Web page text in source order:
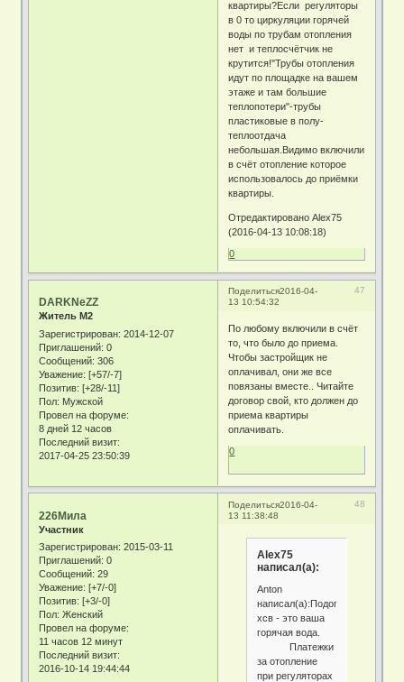
квартиры?Если регуляторы
в 0 то циркуляции горячей
воды по трубам отопления
нет и теплосчётчик не
крутится!"Трубы отопления
идут по площадке на вашем
этаже и там большие
теплопотери"-трубы
пластиковые в полу-
теплоотдача
небольшая.Видимо включили
в счёт отопление которое
использовалось до приёмки
квартиры.
Отредактировано Alex75
(2016-04-13 10:08:18)
0
Поделиться 47
2016-04-
13 10:54:32
DARKNeZZ
Житель М2
Зарегистрирован: 2014-12-07
Приглашений: 0
Сообщений: 306
Уважение: [+57/-7]
Позитив: [+28/-11]
Пол: Мужской
Провел на форуме:
8 дней 12 часов
Последний визит:
2017-04-25 23:50:39
По любому включили в счёт
то, что было до приема.
Чтобы застройщик не
оплачивал, они же все
повязаны вместе.. Читайте
договор свой, кто должен до
приема квартиры
оплачивать.
0
Поделиться 48
2016-04-
13 11:38:48
226Мила
Участник
Зарегистрирован: 2015-03-11
Приглашений: 0
Сообщений: 29
Уважение: [+7/-0]
Позитив: [+3/-0]
Пол: Женский
Провел на форуме:
11 часов 12 минут
Последний визит:
2016-10-14 19:44:44
Alex75
написал(а):
Anton
написал(а):Подогрев
хсв - это ваша
горячая вода.
Платежки
за отопление
при регуляторах